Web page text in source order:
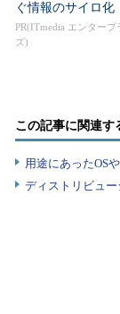
ぐ情報のサイロ化
PR(ITmedia エンタープ
ズ)
この記事に関連す
用途にあったOS
ディストリビュ